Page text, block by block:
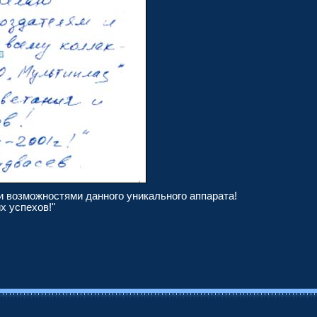
данного уникального аппарата!
успехов!"